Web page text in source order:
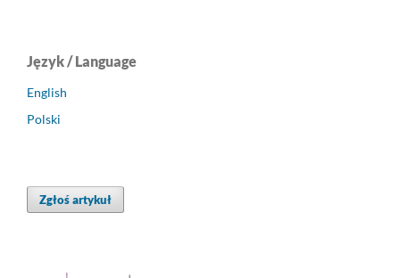
Język / Language
English
Polski
Zgłoś artykuł